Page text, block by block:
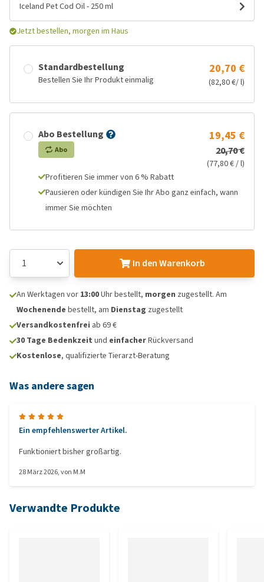
Iceland Pet Cod Oil - 250 ml
Jetzt bestellen, morgen im Haus
Standardbestellung
Bestellen Sie Ihr Produkt einmalig
20,70 €
(82,80 €/ l)
Abo Bestellung
Abo
19,45 €
20,70 €
(77,80 € / l)
Profitieren Sie immer von 6 % Rabatt
Pausieren oder kündigen Sie Ihr Abo ganz einfach, wann
immer Sie möchten
In den Warenkorb
An Werktagen vor 13:00Uhr bestellt, morgen zugestellt. Am
Wochenende bestellt, am Dienstag zugestellt
Versandkostenfrei ab 69 €
30 Tage Bedenkzeit und einfacherRückversand
Kostenlose, qualifizierte Tierarzt-Beratung
Was andere sagen
Ein empfehlenswerter Artikel.
Funktioniert bisher großartig.
28 März 2026, von M.M
Verwandte Produkte